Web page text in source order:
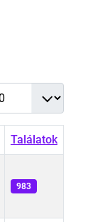
#
Találatok
983